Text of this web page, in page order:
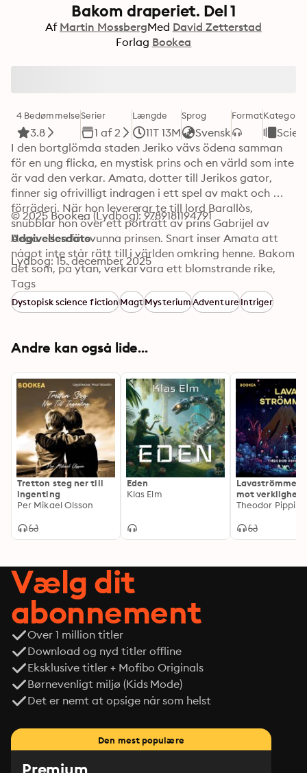
Bakom draperiet. Del 1
Af Martin MossbergMed David Zetterstad
Forlag Bookea
4 Bedømmelse
3.8
Serier
1 af 2
Længde
11T 13M
Sprog
Svensk
FormatKategori
I den bortglömda staden Jeriko vävs ödena samman
för en ung flicka, en mystisk prins och en värld som inte
är vad den verkar. Amata, dotter till Jerikos gator,
finner sig ofrivilligt indragen i ett spel av makt och
förräderi. När hon levererar te till lord Barallòs,
snubblar hon över ett porträtt av prins Gabrijel av
Aega - den försvunna prinsen. Snart inser Amata att
något inte står rätt till i världen omkring henne. Bakom
det som, på ytan, verkar vara ett blomstrande rike,
döljer sig något mycket större och farligare.
När hon navigerar mellan lögner och förräderi, tvingas
söker kontakt med henne. Samtidigt kämpar Virgar
och hans vänner för att rädda Nedomfjords invånare
blott en tråd i en väv, långt mer komplex än de
någonsin kunnat ana.
Bakom Draperiet är en berättelse om mod och önskan
att förstå sig själv i en värld där inget är vad det
verkar vara, och där en djupt rotad illusion hotar att
avslöja allt.
© 2025 Bookea (Lydbog): 9789181194791
Udgivelsesdato
Lydbog: 15. december 2025
Tags
Dystopisk science fictionMagtMysteriumAdventureIntriger
Andre kan også lide...
Tretton steg ner till
ingenting
Per Mikael Olsson
Eden
Klas Elm
Lavaströmmen
mot
gräns
Theodor Pipping
Vælg dit
abonnement
Over 1 million titler
Download og nyd titler offline
Eksklusive titler + Mofibo Originals
Børnevenligt miljø (Kids Mode)
Det er nemt at opsige når som helst
Den mest populære